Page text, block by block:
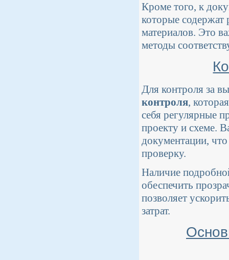
Кроме того, к
которые содержат
материалов. Это
методы
Для контроля за
контроля,
себя регулярные
проекту и схеме.
документации,
проверку.
Наличие
обеспечить
позволяет
затрат.